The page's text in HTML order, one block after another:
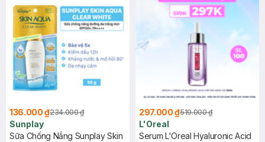
136.000 ₫234.000 ₫
Sunplay
Sữa Chống Nắng Sunplay Skin
297.000 ₫519.000 ₫
L'Oreal
Serum L'Oreal Hyaluronic Acid